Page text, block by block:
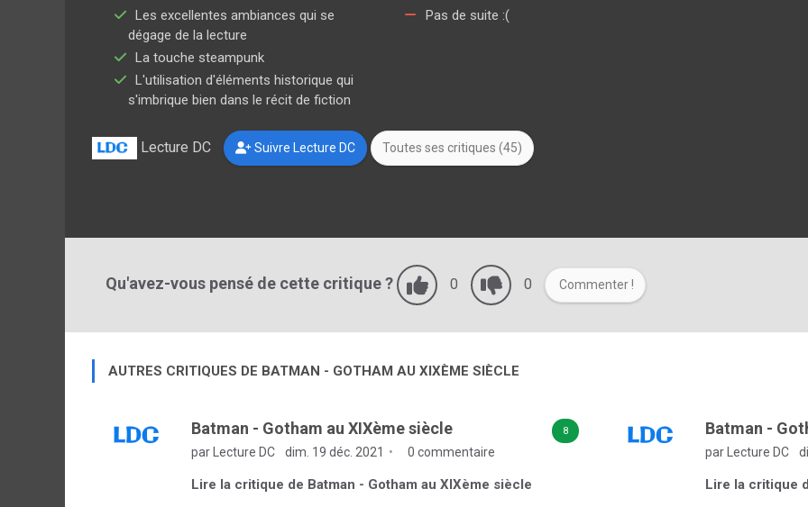
Les excellentes ambiances qui se
dégage de la lecture
La touche steampunk
L'utilisation d'éléments historique qui
s'imbrique bien dans le récit de fiction
Pas de suite :(
Lecture DC Suivre Lecture DC Toutes ses critiques (45)
Qu'avez-vous pensé de cette critique ? 0 0 Commenter !
AUTRES CRITIQUES DE BATMAN - GOTHAM AU XIXÈME SIÈCLE
8
Batman - Gotham au XIXème siècle
par Lecture DC dim. 19 déc. 2021 0 commentaire
Lire la critique de Batman - Gotham au XIXème siècle
Batman -
par Lecture DC
Lire la critique